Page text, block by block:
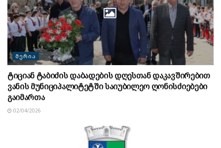
ᲛᲔᲠᲘᲐ
ტიციან ტაბიძის დაბადების დღესთან დაკავშირებით
ვანის მუნიციპალიტეტში საიუბილეო ღონისძიებები
გაიმართა
02/04/2026